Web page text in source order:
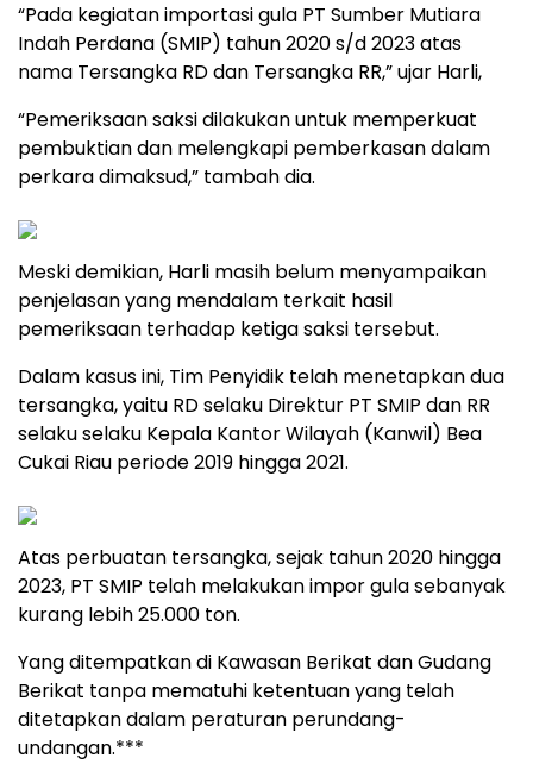
“Pada kegiatan importasi gula PT Sumber Mutiara
Indah Perdana (SMIP) tahun 2020 s/d 2023 atas
nama Tersangka RD dan Tersangka RR,” ujar Harli,
“Pemeriksaan saksi dilakukan untuk memperkuat
pembuktian dan melengkapi pemberkasan dalam
perkara dimaksud,” tambah dia.
Meski demikian, Harli masih belum menyampaikan
penjelasan yang mendalam terkait hasil
pemeriksaan terhadap ketiga saksi tersebut.
Dalam kasus ini, Tim Penyidik telah menetapkan dua
tersangka, yaitu RD selaku Direktur PT SMIP dan RR
selaku selaku Kepala Kantor Wilayah (Kanwil) Bea
Cukai Riau periode 2019 hingga 2021.
Atas perbuatan tersangka, sejak tahun 2020 hingga
2023, PT SMIP telah melakukan impor gula sebanyak
kurang lebih 25.000 ton.
Yang ditempatkan di Kawasan Berikat dan Gudang
Berikat tanpa mematuhi ketentuan yang telah
ditetapkan dalam peraturan perundang-
undangan.***